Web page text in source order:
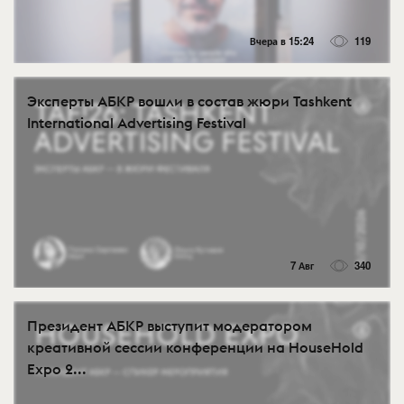
Вчера в 15:24 119
Эксперты АБКР вошли в состав жюри Tashkent
International Advertising Festival
7 Авг 340
Президент АБКР выступит модератором
креативной сессии конференции на HouseHold
Expo 2...